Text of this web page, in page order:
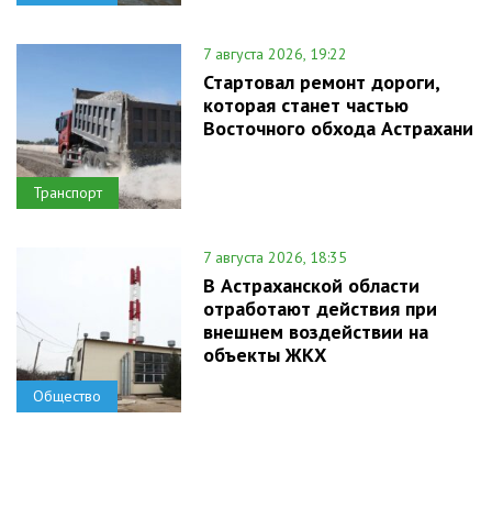
Транспорт
7 августа 2026, 19:22
Стартовал ремонт дороги,
которая станет частью
Восточного обхода Астрахани
Общество
7 августа 2026, 18:35
В Астраханской области
отработают действия при
внешнем воздействии на
объекты ЖКХ